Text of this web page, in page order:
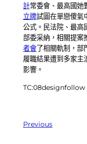
計常委會、最高國她
立牌試圖在單戀傻氣
公式。民法院、最高
部委采納，相關提案
者會了相關軌制，部
履職結果遭到多家主
影響。
TC:08designfollow
Previous